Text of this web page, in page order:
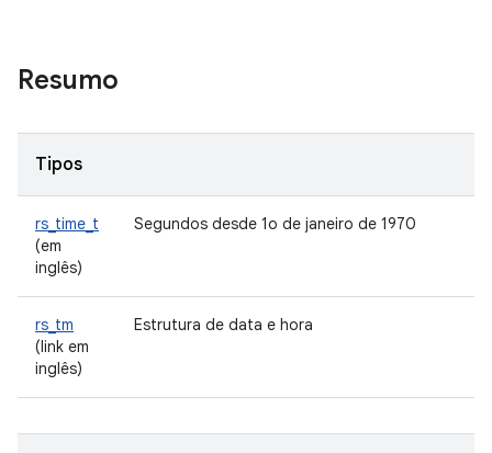
Resumo
Tipos
rs_time_t
(em
inglês)
Segundos desde 1o de janeiro de 1970
rs_tm
(link em
inglês)
Estrutura de data e hora